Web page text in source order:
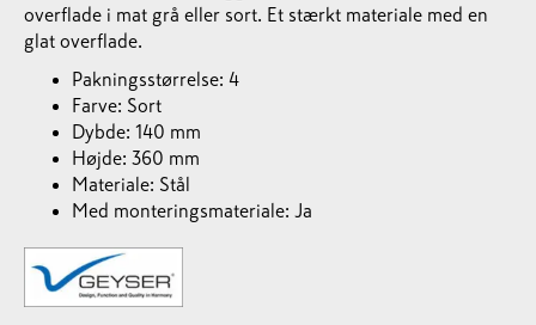
overflade i mat grå eller sort. Et stærkt materiale med en
glat overflade.
Pakningsstørrelse: 4
Farve: Sort
Dybde: 140 mm
Højde: 360 mm
Materiale: Stål
Med monteringsmateriale: Ja